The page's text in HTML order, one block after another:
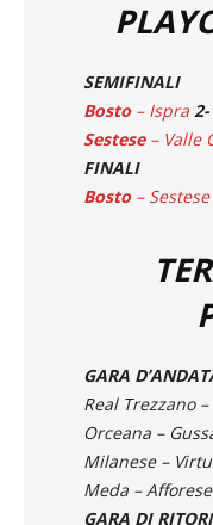
SEMIFINALI
Bosto– Ispra
Sestese
FINALI
GARA
Real Trezzano –
Orceana –
Milanese –
Meda – Afforese